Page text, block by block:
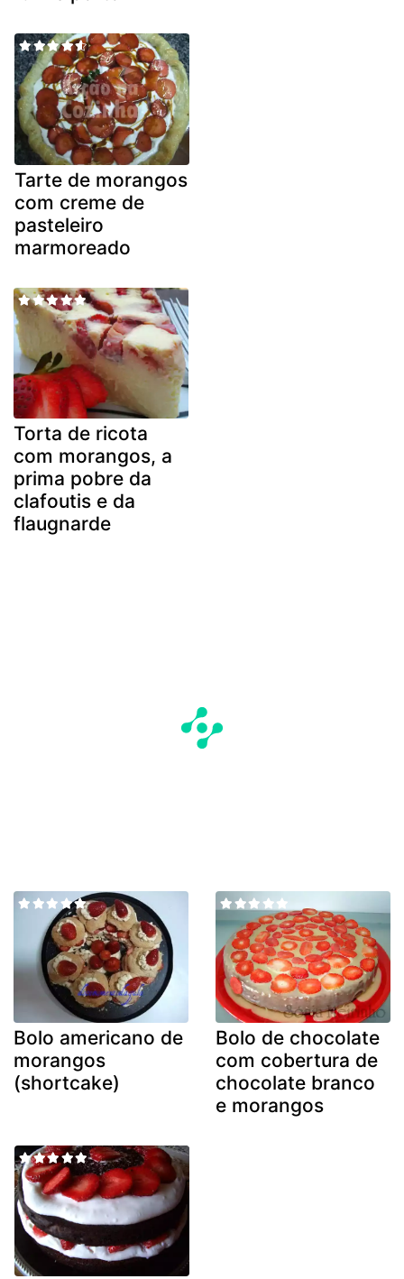
Tarte de morangos
com creme de
pasteleiro
marmoreado
Torta de ricota
com morangos, a
prima pobre da
clafoutis e da
flaugnarde
Bolo americano de
morangos
(shortcake)
Bolo de chocolate
com cobertura de
chocolate branco
e morangos